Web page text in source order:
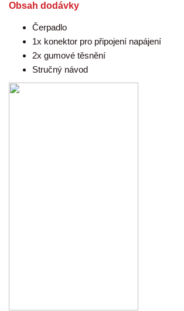
Obsah dodávky
Čerpadlo
1x konektor pro připojení napájení
2x gumové těsnění
Stručný návod